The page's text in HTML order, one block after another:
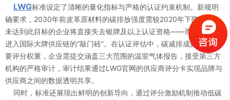
LWG标准设定了清晰的量化指标与严格的认证约束机制。新规明
确要求，2030年前皮革原材料的碳排放强度需较2020年下降30%，
未达到此目标的企业将直接失去银牌及以上认证资格——而这恰恰是
进入国际大牌供应链的“敲门砖”。在认证评估中，碳减排成效占据重
要评分权重，企业需提交涵盖三大范围的温室气体报告，接受第三方
机构的严格审计，审计结果通过LWG官网的供应商评分卡实现品牌与
供应商之间的数据透明共享。
同时，标准还展现出鲜明的创新导向，通过评分激励机制推动低碳
0
1
0
1